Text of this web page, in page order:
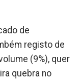
de
registo de
(9%), quer
quebra no